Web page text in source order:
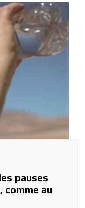
pauses
comme au